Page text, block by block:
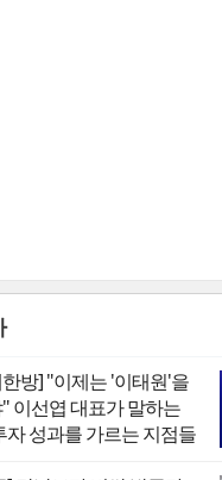
한방] "이제는 '이태원'을
이선엽 대표가 말하는
자 성과를 가르는 지점들